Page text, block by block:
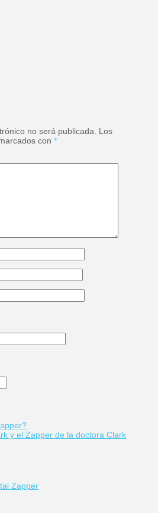
no será publicada.
Los
con *
y el Zapper de la doctora Clark
Zapper